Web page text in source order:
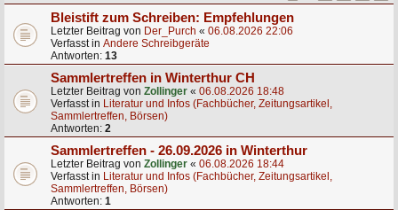
Bleistift zum Schreiben: Empfehlungen
Letzter Beitrag von Der_Purch « 06.08.2026 22:06
Verfasst in Andere Schreibgeräte
Antworten: 13
Sammlertreffen in Winterthur CH
Letzter Beitrag von Zollinger « 06.08.2026 18:48
Verfasst in Literatur und Infos (Fachbücher, Zeitungsartikel,
Sammlertreffen, Börsen)
Antworten: 2
Sammlertreffen - 26.09.2026 in Winterthur
Letzter Beitrag von Zollinger « 06.08.2026 18:44
Verfasst in Literatur und Infos (Fachbücher, Zeitungsartikel,
Sammlertreffen, Börsen)
Antworten: 1